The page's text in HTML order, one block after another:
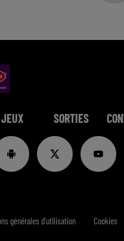
JEUX SORTIES
générales d'utilisation Cookies